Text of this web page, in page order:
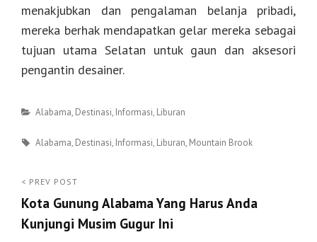
menakjubkan dan pengalaman belanja pribadi,
mereka berhak mendapatkan gelar mereka sebagai
tujuan utama Selatan untuk gaun dan aksesori
pengantin desainer.
Categories
Alabama, Destinasi, Informasi, Liburan
Tags
Alabama, Destinasi, Informasi, Liburan, Mountain Brook
Post
navigation
< PREV POST
Kota Gunung Alabama Yang Harus Anda
Kunjungi Musim Gugur Ini